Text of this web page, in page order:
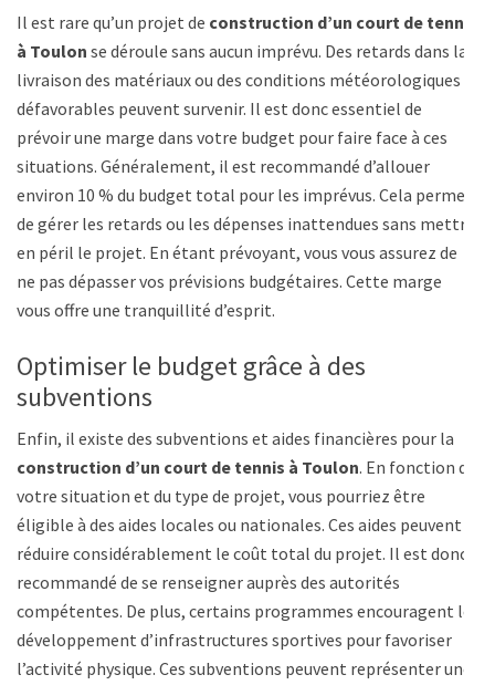
Il est rare qu’un projet de construction d’un court de tennis
à Toulon se déroule sans aucun imprévu. Des retards dans la
livraison des matériaux ou des conditions météorologiques
défavorables peuvent survenir. Il est donc essentiel de
prévoir une marge dans votre budget pour faire face à ces
situations. Généralement, il est recommandé d’allouer
environ 10 % du budget total pour les imprévus. Cela permet
de gérer les retards ou les dépenses inattendues sans mettre
en péril le projet. En étant prévoyant, vous vous assurez de
ne pas dépasser vos prévisions budgétaires. Cette marge
vous offre une tranquillité d’esprit.
Optimiser le budget grâce à des
subventions
Enfin, il existe des subventions et aides financières pour la
construction d’un court de tennis à Toulon. En fonction de
votre situation et du type de projet, vous pourriez être
éligible à des aides locales ou nationales. Ces aides peuvent
réduire considérablement le coût total du projet. Il est donc
recommandé de se renseigner auprès des autorités
compétentes. De plus, certains programmes encouragent le
développement d’infrastructures sportives pour favoriser
l’activité physique. Ces subventions peuvent représenter une